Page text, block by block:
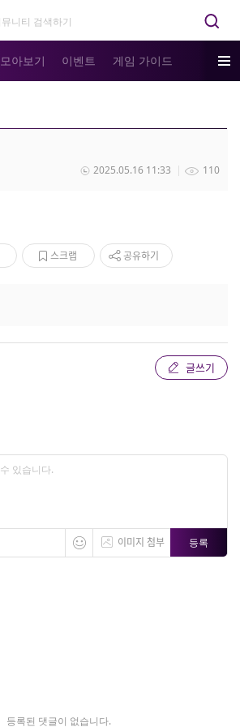
모아보기 이벤트 게임 가이드
110
2025.05.16 11:33
스크랩 공유하기
글쓰기
이미지 첨부 등록
등록된 댓글이 없습니다.